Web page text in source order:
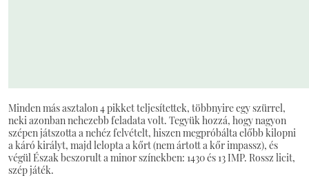
Minden más asztalon 4 pikket teljesítettek, többnyire egy szürrel,
neki azonban nehezebb feladata volt. Tegyük hozzá, hogy nagyon
szépen játszotta a nehéz felvételt, hiszen megpróbálta előbb kilopni
a káró királyt, majd lelopta a kőrt (nem ártott a kőr impassz), és
végül Észak beszorult a minor színekben: 1430 és 13 IMP. Rossz licit,
szép játék.